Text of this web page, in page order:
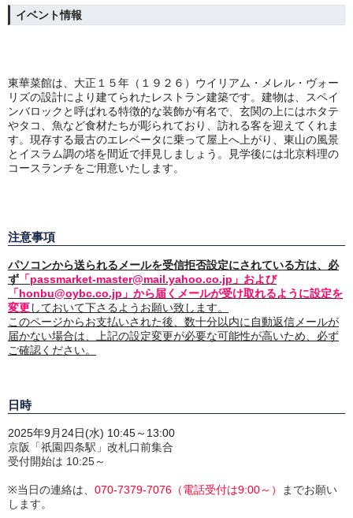
イベント情報
東華菜館は、大正１５年（１９２６）ウイリアム・メレル・ヴォー
リズの設計により建てられたレストラン建築です。建物は、スペイ
ンバロックと呼ばれる特徴的な装飾が有名で、玄関の上にはホタテ
やタコ、魚など食材たちが彫られており、訪れる客を迎えてくれま
す。現存する最古のエレベータに乗って屋上へ上がり、東山の風景
とイスラム調の塔を間近で拝見しましょう。見学後には北京料理の
コースランチをご用意いたします。
注意事項
パソコンから送られるメールを受信拒否設定にされている方は、必
ず 「passmarket-master@mail.yahoo.co.jp」および
「honbu@oybc.co.jp」から届くメールが受け取れるように設定を
変更しておいて下さるようお願い致します。
このページからお支払いされた後、数十分以内に自動返信メールが
届かない場合は、上記の設定変更が必要な可能性が高いため、必ず
ご確認ください。
日時
2025年9月24日(水) 10:45～13:00
京阪「祇園四条駅」改札口前集合
受付開始は 10:25～
※当日の連絡は、 070-7379-7076（電話受付は9:00～）
までお願い
します。